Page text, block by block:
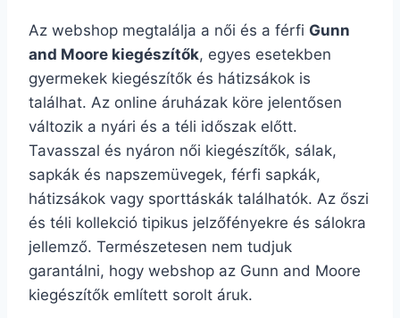
Az webshop megtalálja a női és a férfi Gunn
and Moore kiegészítők, egyes esetekben
gyermekek kiegészítők és hátizsákok is
találhat. Az online áruházak köre jelentősen
változik a nyári és a téli időszak előtt.
Tavasszal és nyáron női kiegészítők, sálak,
sapkák és napszemüvegek, férfi sapkák,
hátizsákok vagy sporttáskák találhatók. Az őszi
és téli kollekció tipikus jelzőfényekre és sálokra
jellemző. Természetesen nem tudjuk
garantálni, hogy webshop az Gunn and Moore
kiegészítők említett sorolt áruk.